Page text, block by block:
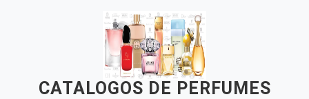
CATALOGOS DE PERFUMES